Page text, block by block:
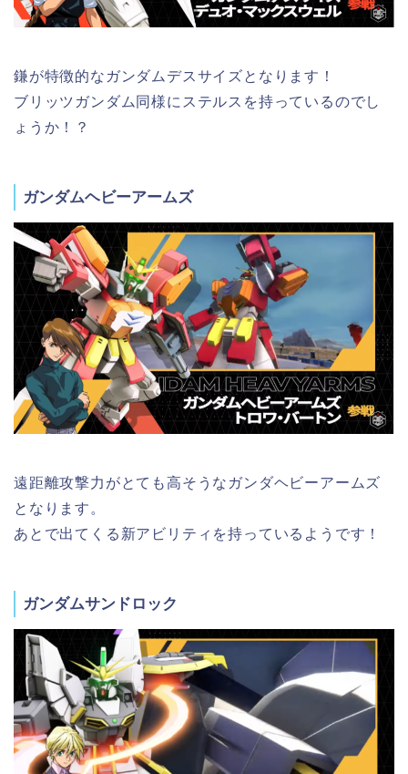
鎌が特徴的なガンダムデスサイズとなります！
ブリッツガンダム同様にステルスを持っているのでし
ょうか！？
ガンダムヘビーアームズ
遠距離攻撃力がとても高そうなガンダヘビーアームズ
となります。
あとで出てくる新アビリティを持っているようです！
ガンダムサンドロック